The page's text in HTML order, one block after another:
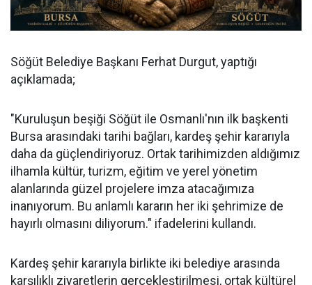
Söğüt Belediye Başkanı Ferhat Durgut, yaptığı
açıklamada;
"Kuruluşun beşiği Söğüt ile Osmanlı'nın ilk başkenti
Bursa arasındaki tarihi bağları, kardeş şehir kararıyla
daha da güçlendiriyoruz. Ortak tarihimizden aldığımız
ilhamla kültür, turizm, eğitim ve yerel yönetim
alanlarında güzel projelere imza atacağımıza
inanıyorum. Bu anlamlı kararın her iki şehrimize de
hayırlı olmasını diliyorum." ifadelerini kullandı.
Kardeş şehir kararıyla birlikte iki belediye arasında
karşılıklı ziyaretlerin gerçekleştirilmesi, ortak kültürel